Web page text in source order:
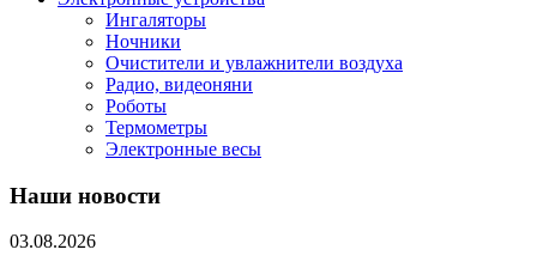
Ингаляторы
Ночники
Очистители и увлажнители воздуха
Радио, видеоняни
Роботы
Термометры
Электронные весы
Наши новости
03.08.2026